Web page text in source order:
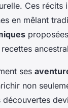
Ces
en mêlant
ses
non